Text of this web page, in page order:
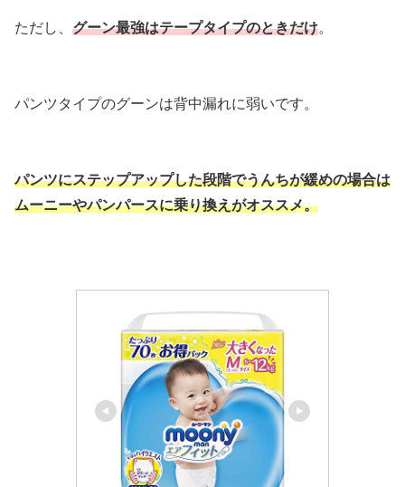
ただし、 グーン最強はテープタイプのときだけ。
パンツタイプのグーンは背中漏れに弱いです。
パンツにステップアップした段階でうんちが緩めの場合は
ムーニーやパンパースに乗り換えがオススメ。